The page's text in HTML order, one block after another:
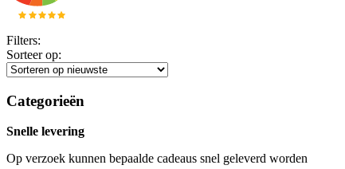
Filters:
Sorteer op:
Categorieën
Snelle levering
Op verzoek kunnen bepaalde cadeaus snel geleverd worden